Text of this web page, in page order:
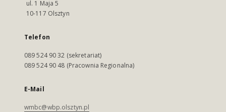
ul. 1 Maja 5
10-117 Olsztyn
Telefon
089 524 90 32 (sekretariat)
089 524 90 48 (Pracownia Regionalna)
E-Mail
wmbc@wbp.olsztyn.pl